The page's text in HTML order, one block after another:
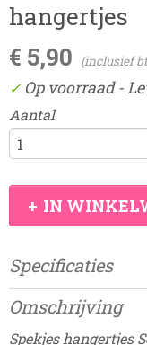
hangertjes
€ 5,90
(inclusief
✓ Op voorraad-
Aantal
IN
Specificaties
Productcode
Damesdingetjes-
Omschrijving
Spekjes hangertjes